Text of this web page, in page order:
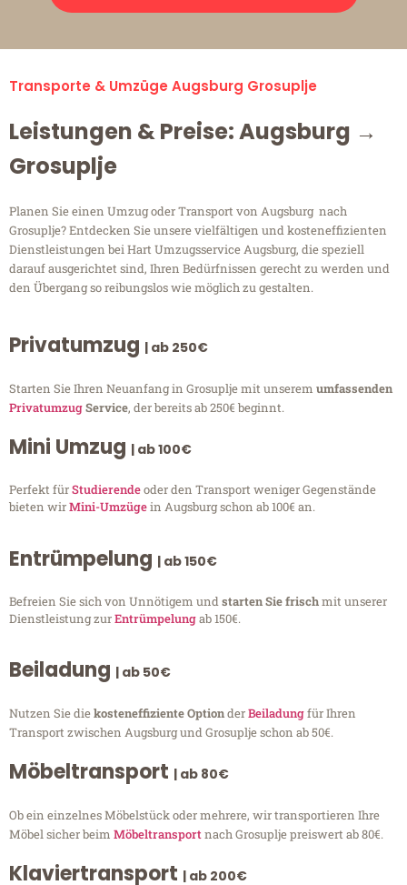
Transporte & Umzüge Augsburg Grosuplje
Leistungen & Preise: Augsburg →
Grosuplje
Planen Sie einen Umzug oder Transport von Augsburg nach
Grosuplje? Entdecken Sie unsere vielfältigen und kosteneffizienten
Dienstleistungen bei Hart Umzugsservice Augsburg, die speziell
darauf ausgerichtet sind, Ihren Bedürfnissen gerecht zu werden und
den Übergang so reibungslos wie möglich zu gestalten.
Privatumzug | ab 250€
Starten Sie Ihren Neuanfang in Grosuplje mit unserem umfassenden
PrivatumzugService, der bereits ab 250€ beginnt.
Mini Umzug | ab 100€
Perfekt fürStudierendeoder den Transport weniger Gegenstände
bieten wirMini-Umzügein Augsburg schon ab 100€ an.
Entrümpelung | ab 150€
Befreien Sie sich von Unnötigem undstarten Sie frischmit unserer
Dienstleistung zurEntrümpelungab 150€.
Beiladung | ab 50€
Nutzen Sie diekosteneffiziente OptionderBeiladungfür Ihren
Transport zwischen Augsburg und Grosuplje schon ab 50€.
Möbeltransport | ab 80€
Ob ein einzelnes Möbelstück oder mehrere, wir transportieren Ihre
Möbel sicher beim Möbeltransportnach Grosuplje preiswert ab 80€.
Klaviertransport | ab 200€